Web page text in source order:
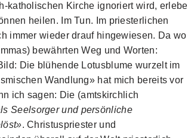
katholischen Kirche ignoriert wird,
heilen. Im Tun. Im priesterlichen
immer wieder drauf hingewiesen. Da wo
bewährten Weg und Worten:
Die blühende Lotusblume wurzelt im
Wandlung» hat mich bereits vor
ich sagen: Die (amtskirchlich
Seelsorger und persönliche
. Christuspriester und